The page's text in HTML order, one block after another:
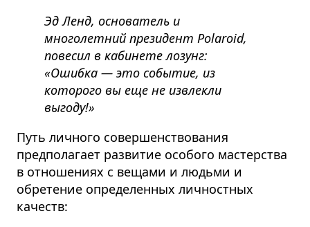
Эд Ленд, основатель и
многолетний президент Polaroid,
повесил в кабинете лозунг:
«Ошибка — это событие, из
которого вы еще не извлекли
выгоду!»
Путь личного совершенствования
предполагает развитие особого мастерства
в отношениях с вещами и людьми и
обретение определенных личностных
качеств: